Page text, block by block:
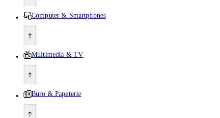
Computer & Smartphones
Multimedia & TV
Büro & Papeterie